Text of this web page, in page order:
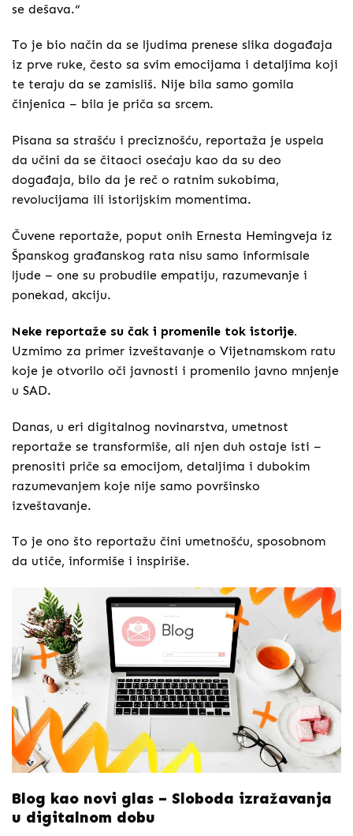
se dešava.“
To je bio način da se ljudima prenese slika događaja
iz prve ruke, često sa svim emocijama i detaljima koji
te teraju da se zamisliš. Nije bila samo gomila
činjenica – bila je priča sa srcem.
Pisana sa strašću i preciznošću, reportaža je uspela
da učini da se čitaoci osećaju kao da su deo
događaja, bilo da je reč o ratnim sukobima,
revolucijama ili istorijskim momentima.
Čuvene reportaže, poput onih Ernesta Hemingveja iz
Španskog građanskog rata nisu samo informisale
ljude – one su probudile empatiju, razumevanje i
ponekad, akciju.
Neke reportaže su čak i promenile tok istorije.
Uzmimo za primer izveštavanje o Vijetnamskom ratu
koje je otvorilo oči javnosti i promenilo javno mnjenje
u SAD.
Danas, u eri digitalnog novinarstva, umetnost
reportaže se transformiše, ali njen duh ostaje isti –
prenositi priče sa emocijom, detaljima i dubokim
razumevanjem koje nije samo površinsko
izveštavanje.
To je ono što reportažu čini umetnošću, sposobnom
da utiče, informiše i inspiriše.
Blog kao novi glas – Sloboda izražavanja
u digitalnom dobu